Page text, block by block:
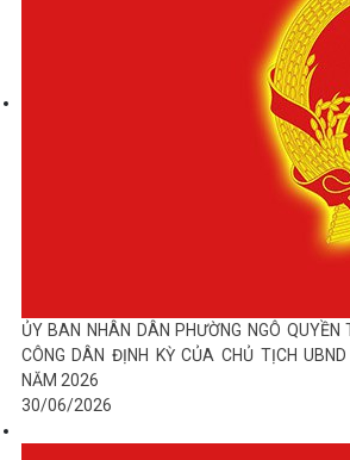
ỦY BAN NHÂN DÂN PHƯỜNG NGÔ QUYỀN
CÔNG DÂN ĐỊNH KỲ CỦA CHỦ TỊCH UBND
NĂM 2026
30/06/2026